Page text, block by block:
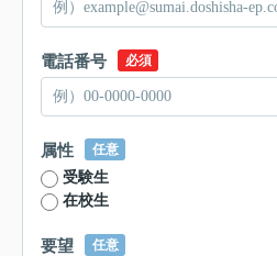
電話番号 必須
属性 任意
受験生
在校生
要望 任意